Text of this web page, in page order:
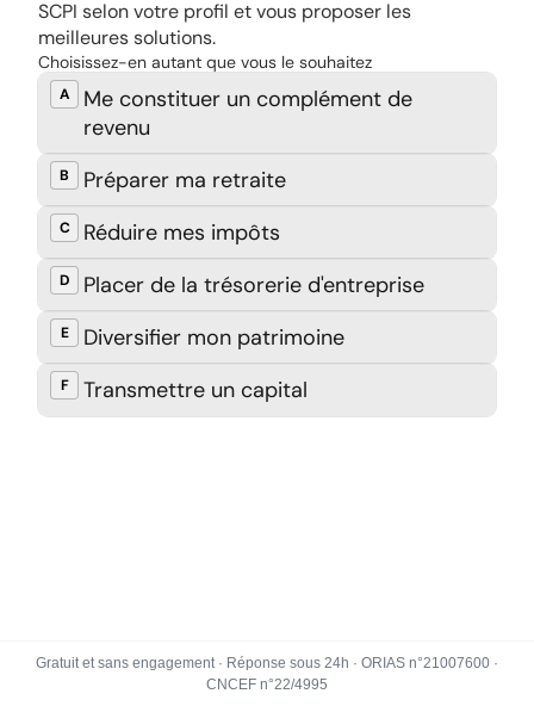
Gratuit et sans engagement · Réponse sous 24h · ORIAS n°21007600 ·
CNCEF n°22/4995